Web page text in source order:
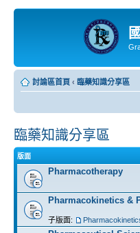
討論區首頁 ‹ 臨藥知識分享區
臨藥知識分享區
版面
Pharmacotherapy
Pharmacokinetics &
子版面: